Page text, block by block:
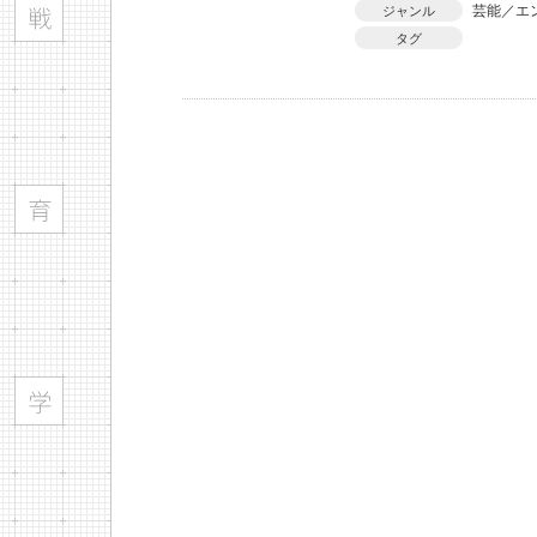
ジャンル 芸能／エ
タグ